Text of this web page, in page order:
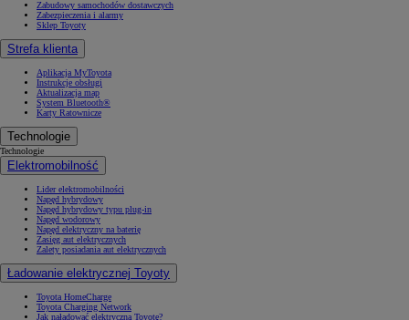
Zabudowy samochodów dostawczych
Zabezpieczenia i alarmy
Sklep Toyoty
Strefa klienta
Aplikacja MyToyota
Instrukcje obsługi
Aktualizacja map
System Bluetooth®
Karty Ratownicze
Technologie
Technologie
Elektromobilność
Lider elektromobilności
Napęd hybrydowy
Napęd hybrydowy typu plug-in
Napęd wodorowy
Napęd elektryczny na baterię
Zasięg aut elektrycznych
Zalety posiadania aut elektrycznych
Ładowanie elektrycznej Toyoty
Toyota HomeCharge
Toyota Charging Network
Jak naładować elektryczną Toyotę?